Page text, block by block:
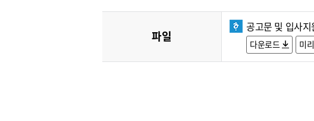
파일
공고문 및 입사
다운로드 미